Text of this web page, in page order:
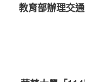
教育部辦理交